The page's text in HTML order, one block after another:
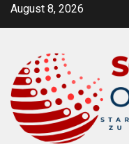
ZumAugust 8, 2026